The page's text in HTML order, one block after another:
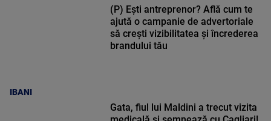
IBANI
(P) Ești antreprenor? Află cum te
ajută o campanie de advertoriale
să crești vizibilitatea și încrederea
brandului tău
Gata, fiul lui Maldini a trecut vizita